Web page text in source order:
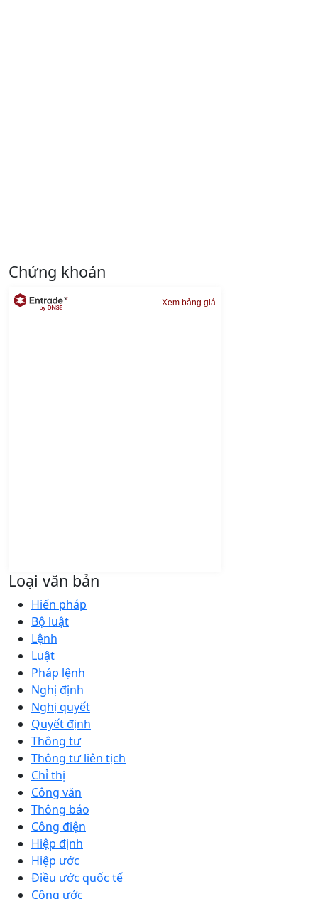
Chứng khoán
Xem bảng giá
Loại văn bản
Hiến pháp
Bộ luật
Lệnh
Luật
Pháp lệnh
Nghị định
Nghị quyết
Quyết định
Thông tư
Thông tư liên tịch
Chỉ thị
Công văn
Thông báo
Công điện
Hiệp định
Hiệp ước
Điều ước quốc tế
Công ước